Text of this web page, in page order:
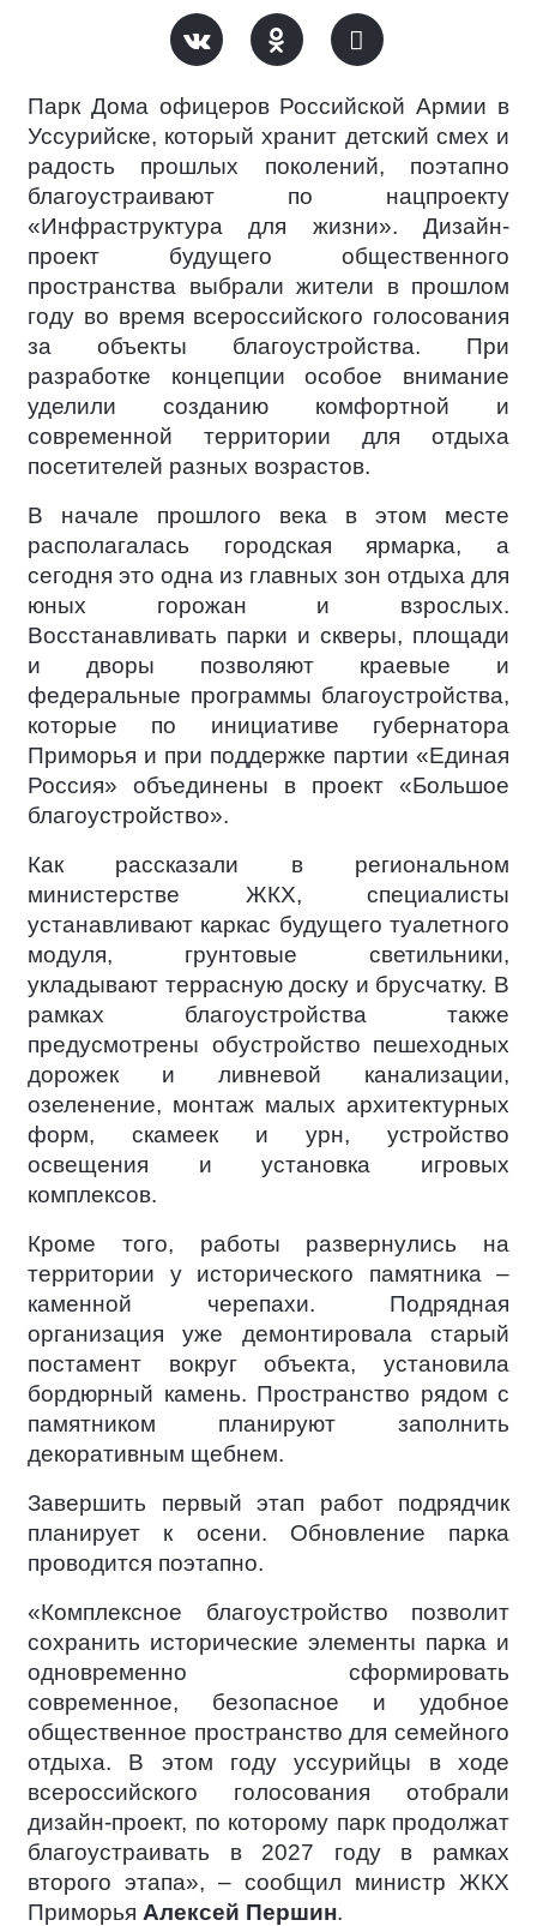
Парк Дома офицеров Российской Армии в
Уссурийске, который хранит детский смех и
радость прошлых поколений, поэтапно
благоустраивают по нацпроекту
«Инфраструктура для жизни». Дизайн-
проект будущего общественного
пространства выбрали жители в прошлом
году во время всероссийского голосования
за объекты благоустройства. При
разработке концепции особое внимание
уделили созданию комфортной и
современной территории для отдыха
посетителей разных возрастов.
В начале прошлого века в этом месте
располагалась городская ярмарка, а
сегодня это одна из главных зон отдыха для
юных горожан и взрослых.
Восстанавливать парки и скверы, площади
и дворы позволяют краевые и
федеральные программы благоустройства,
которые по инициативе губернатора
Приморья и при поддержке партии «Единая
Россия» объединены в проект «Большое
благоустройство».
Как рассказали в региональном
министерстве ЖКХ, специалисты
устанавливают каркас будущего туалетного
модуля, грунтовые светильники,
укладывают террасную доску и брусчатку. В
рамках благоустройства также
предусмотрены обустройство пешеходных
дорожек и ливневой канализации,
озеленение, монтаж малых архитектурных
форм, скамеек и урн, устройство
освещения и установка игровых
комплексов.
Кроме того, работы развернулись на
территории у исторического памятника –
каменной черепахи. Подрядная
организация уже демонтировала старый
постамент вокруг объекта, установила
бордюрный камень. Пространство рядом с
памятником планируют заполнить
декоративным щебнем.
Завершить первый этап работ подрядчик
планирует к осени. Обновление парка
проводится поэтапно.
«Комплексное благоустройство позволит
сохранить исторические элементы парка и
одновременно сформировать
современное, безопасное и удобное
общественное пространство для семейного
отдыха. В этом году уссурийцы в ходе
всероссийского голосования отобрали
дизайн-проект, по которому парк продолжат
благоустраивать в 2027 году в рамках
второго этапа», – сообщил министр ЖКХ
Приморья Алексей Першин.